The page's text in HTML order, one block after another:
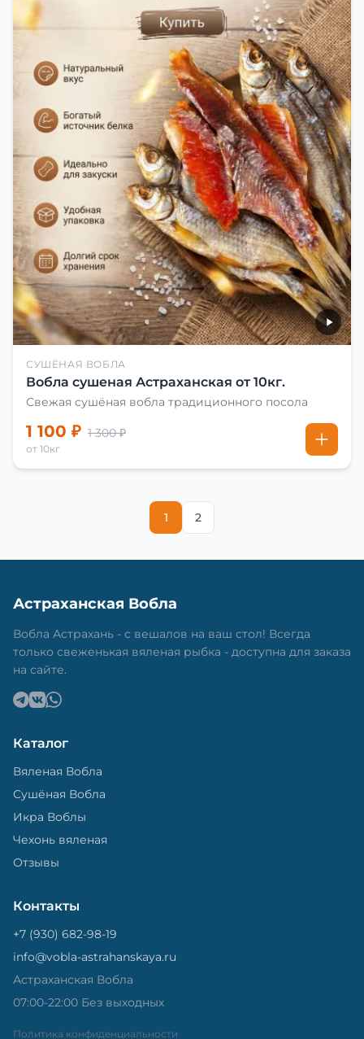
СУШЁНАЯ ВОБЛА
Вобла сушеная Астраханская от 10кг.
Свежая сушёная вобла традиционного посола
1 100 ₽ 1 300 ₽
от 10кг
1 2
Астраханская Вобла
Вобла Астрахань - с вешалов на ваш стол! Всегда
только свеженькая вяленая рыбка - доступна для заказа
на сайте.
Каталог
Вяленая Вобла
Сушёная Вобла
Икра Воблы
Чехонь вяленая
Отзывы
Контакты
+7 (930) 682-98-19
info@vobla-astrahanskaya.ru
Астраханская Вобла
07:00-22:00 Без выходных
Политика конфиденциальности